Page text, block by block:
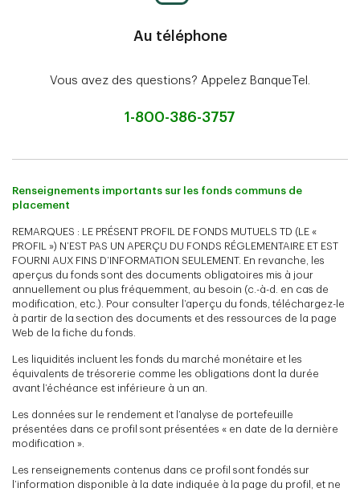
Au téléphone
Vous avez des questions? Appelez BanqueTel.
1-800-386-3757
Renseignements importants sur les fonds communs de
placement
REMARQUES : LE PRÉSENT PROFIL DE FONDS MUTUELS TD (LE «
PROFIL ») N’EST PAS UN APERÇU DU FONDS RÉGLEMENTAIRE ET EST
FOURNI AUX FINS D’INFORMATION SEULEMENT. En revanche, les
aperçus du fonds sont des documents obligatoires mis à jour
annuellement ou plus fréquemment, au besoin (c.-à-d. en cas de
modification, etc.). Pour consulter l’aperçu du fonds, téléchargez-le
à partir de la section des documents et des ressources de la page
Web de la fiche du fonds.
Les liquidités incluent les fonds du marché monétaire et les
équivalents de trésorerie comme les obligations dont la durée
avant l’échéance est inférieure à un an.
Les données sur le rendement et l’analyse de portefeuille
présentées dans ce profil sont présentées « en date de la dernière
modification ».
Les renseignements contenus dans ce profil sont fondés sur
l’information disponible à la date indiquée à la page du profil, et ne